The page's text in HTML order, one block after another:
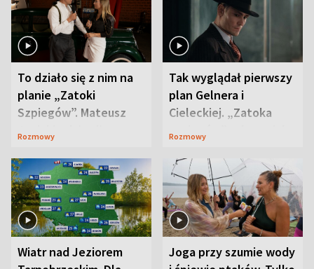
To działo się z nim na
planie „Zatoki
Szpiegów”. Mateusz
Janicki odsłonił
Rozmowy
Tak wyglądał pierwszy
plan Gelnera i
Cieleckiej. „Zatoka
szpiegów” od razu ich
Rozmowy
Wiatr nad Jeziorem
Joga przy szumie wody